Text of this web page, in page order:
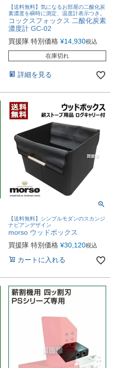
【送料無料】気になるお部屋の二酸化炭
素濃度を瞬時に測定、温度計表示つき。
コックスフォックス 二酸化炭素
濃度計 GC-02
買援隊 特別価格 ¥14,930税込
在庫切れ
詳細を見る
【送料無料】シンプルモダンのスカンジ
ナビアンデザイン
morso ウッドボックス
買援隊 特別価格 ¥30,120税込
カートに入れる